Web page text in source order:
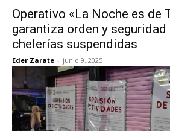
Operativo «La Noche es de
garantiza orden y
chelerías suspendidas
Eder Zarate - junio 9, 2025